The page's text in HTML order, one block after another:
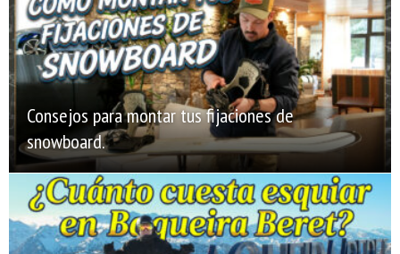
Consejos para montar tus fijaciones de
snowboard.